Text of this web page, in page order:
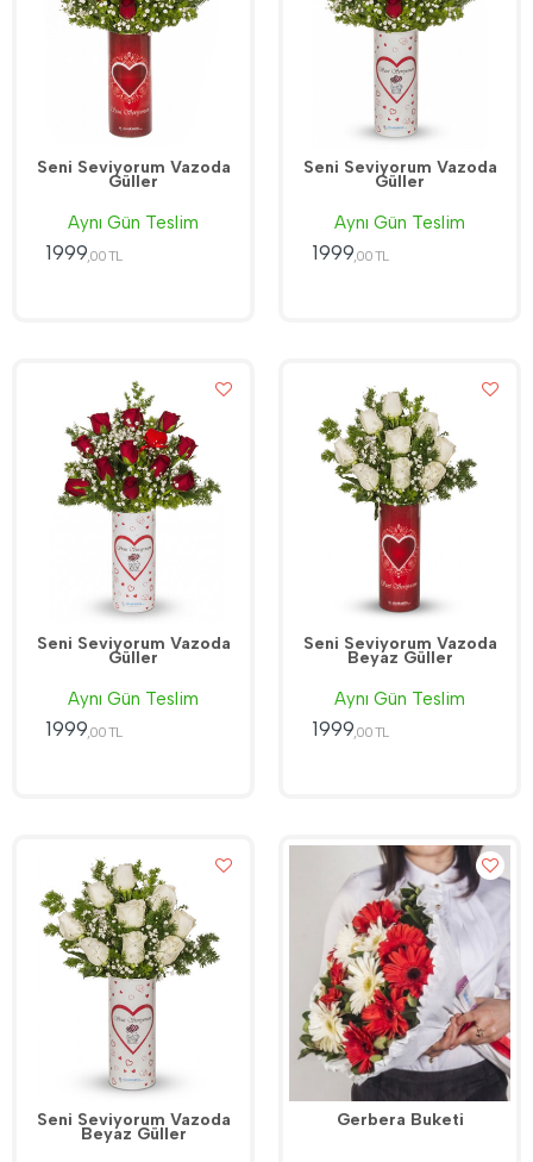
Seni Seviyorum Vazoda
Güller
Aynı Gün Teslim
1999 ,00 TL
Seni Seviyorum Vazoda
Güller
Aynı Gün Teslim
1999 ,00 TL
Seni Seviyorum Vazoda
Güller
Aynı Gün Teslim
1999 ,00 TL
Seni Seviyorum Vazoda
Beyaz Güller
Aynı Gün Teslim
1999 ,00 TL
Seni Seviyorum Vazoda
Beyaz Güller
Gerbera Buketi